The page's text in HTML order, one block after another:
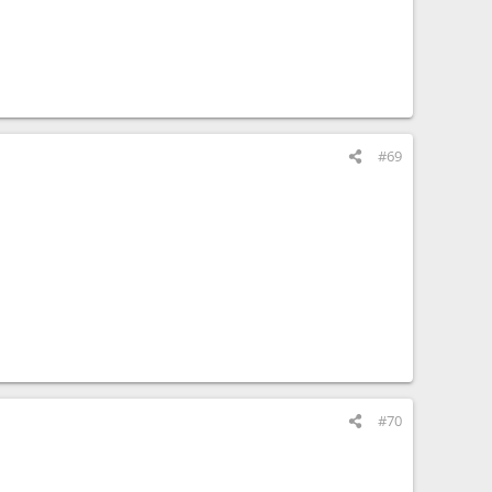
#69
#70